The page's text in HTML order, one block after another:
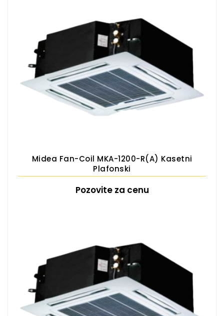
Midea Fan-Coil MKA-1200-R(A) Kasetni
Plafonski
Pozovite za cenu